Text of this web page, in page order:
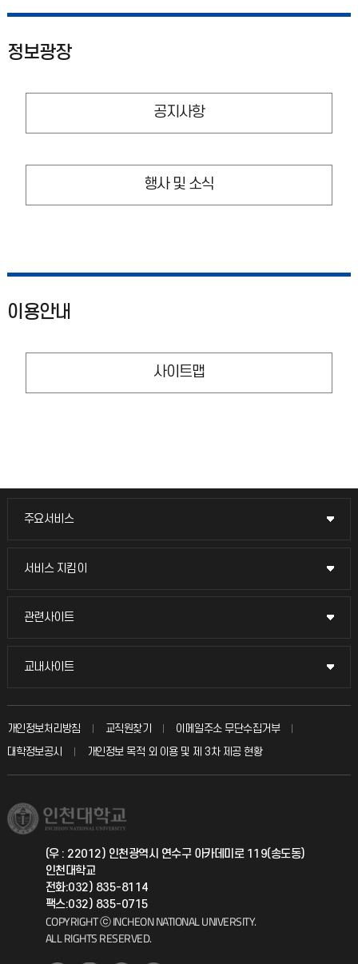
정보광장
공지사항
행사 및 소식
이용안내
사이트맵
주요서비스
주요서비스
교무회의방송
입학안내
취업정보(학생)
서비스 지킴이
서비스 지킴이
묻고 답하기
칭찬마당
학생서비스 지킴이
관련사이트
관련사이트
국방헬프콜
총동문회
교내사이트
교내사이트
교수회
교육혁신본부
국제지원과
공자아카데미
기초교육원
개인정보처리방침 교직원찾기
이메일주소 무단수집거부
대학정보공시
개인정보 목적 외 이용 및 제 3차 제공 현황
(우 : 22012) 인천광역시 연수구 아카데미로 119(송도동)
인천대학교
전화:032) 835-8114
팩스:032) 835-0715
COPYRIGHT ⓒ INCHEON NATIONAL UNIVERSITY.
ALL RIGHTS RESERVED.